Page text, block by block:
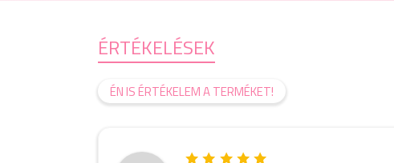
ÉRTÉKELÉSEK
ÉN IS ÉRTÉKELEM A TERMÉKET!